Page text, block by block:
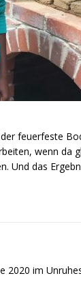
feuerfeste
wenn da
Und das
2020 im